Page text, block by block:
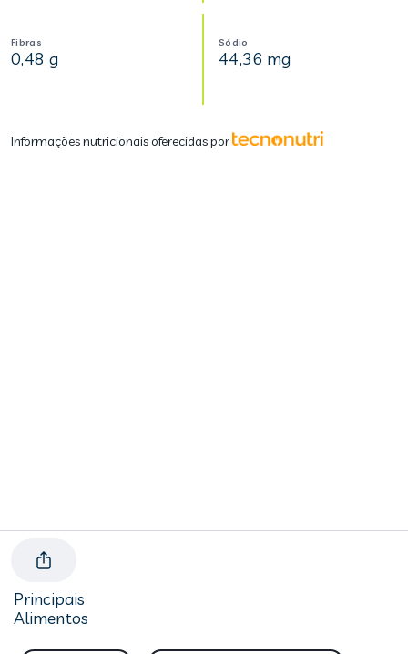
Fibras
0,48 g
Sódio
44,36 mg
Informações nutricionais oferecidas por
Principais
Alimentos